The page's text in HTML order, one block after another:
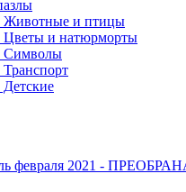
Животные и птицы
Цветы и натюрморты
Символы
февраля 2021 -